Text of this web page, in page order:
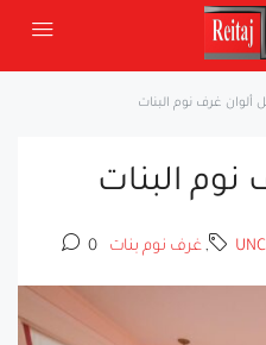
ألوان غرف نوم البنات
البنات
, غرف نوم بنات 0